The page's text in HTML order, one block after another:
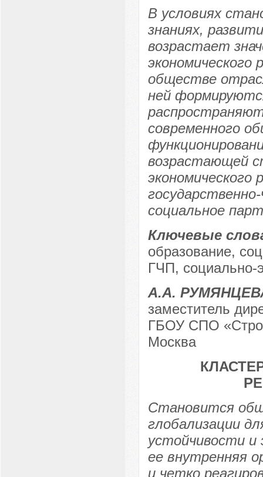
В условиях
знаниях,
возрастает
обществе
ней
современного
возрастающей
социальное
Ключевые
образование,
ГЧП, социально-
А.А.
заместитель
ГБОУ СПО
Москва
Становится
глобализации
устойчивости и
ее внутренняя
и четко